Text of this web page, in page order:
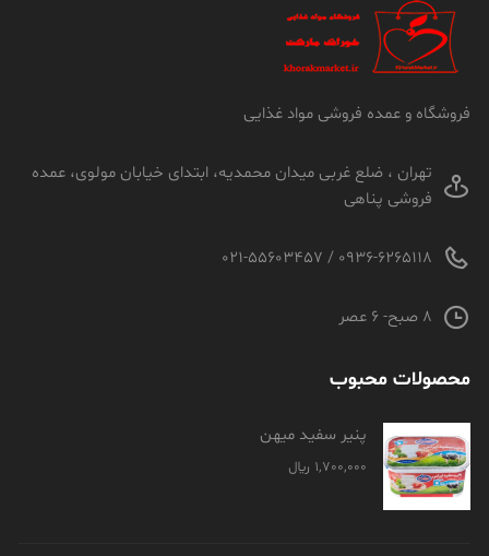
فروشگاه و عمده فروشی مواد غذایی
تهران ، ضلع غربی میدان محمدیه، ابتدای خیابان مولوی، عمده
فروشی پناهی
0936-6265118 / 021-55603457
8 صبح- 6 عصر
محصولات محبوب
پنیر سفید میهن
1,700,000 ﷼